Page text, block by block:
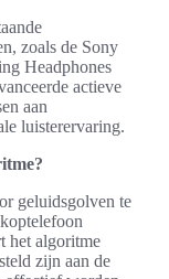
zoals de Sony
Headphones
actieve
aan
luisterervaring.
geluidsgolven te
het algoritme
zijn aan de